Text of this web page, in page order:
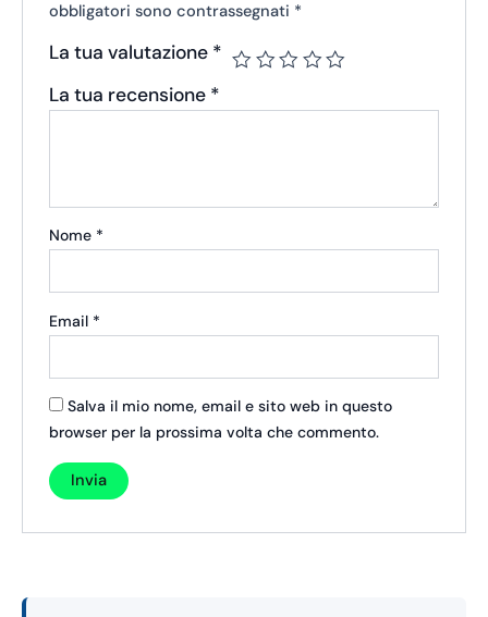
obbligatori sono contrassegnati *
La tua valutazione *
La tua recensione *
Nome *
Email *
Salva il mio nome, email e sito web in questo
browser per la prossima volta che commento.